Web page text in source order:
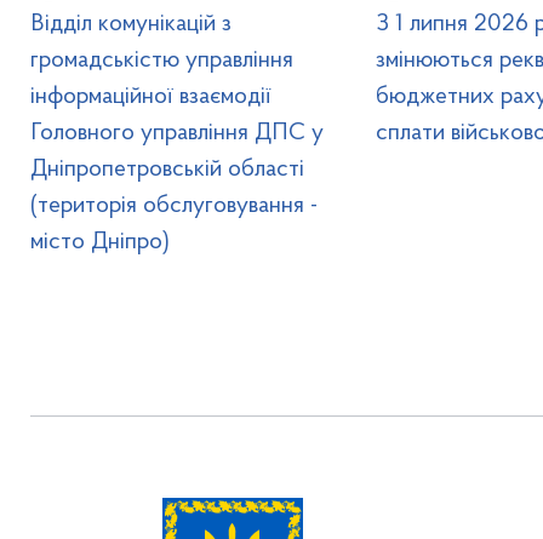
Відділ комунікацій з
громадськістю управління
інформаційної взаємодії
Головного управління ДПС у
Дніпропетровській області
(територія обслуговування -
місто Дніпро)
З 1 липня 2026
змінюються
бюджетних
сплати